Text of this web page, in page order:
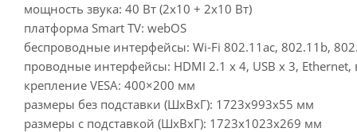
мощность звука: 40 Вт (2х10 + 2х10 Вт)
платформа Smart TV: webOS
беспроводные интерфейсы: Wi-Fi 802.11ac, 802.11b,
проводные интерфейсы: HDMI 2.1 x 4, USB x 3,
крепление VESA: 400×200 мм
размеры без подставки (ШxВxГ): 1723x993x55 мм
размеры с подставкой (ШxВxГ): 1723x1023x269 мм